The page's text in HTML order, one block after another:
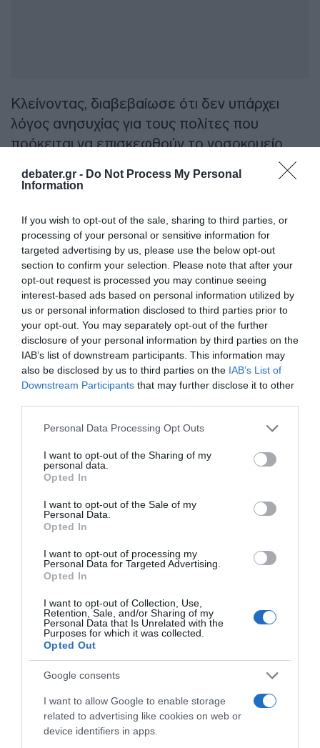
debater.gr - Do Not Process My Personal
Information
If you wish to opt-out of the sale, sharing to third parties, or
processing of your personal or sensitive information for
targeted advertising by us, please use the below opt-out
section to confirm your selection. Please note that after your
opt-out request is processed you may continue seeing
interest-based ads based on personal information utilized by
us or personal information disclosed to third parties prior to
your opt-out. You may separately opt-out of the further
disclosure of your personal information by third parties on the
IAB’s list of downstream participants. This information may
also be disclosed by us to third parties on the IAB’s List of
Downstream Participants that may further disclose it to other
Please note that this website/app uses one or more Google
not limited to your visit or usage behaviour. You may click to
grant or deny consent to Google and its third-party tags to
use your data for below specified purposes in below Google
consent section.
Personal Data Processing Opt Outs
I want to opt-out of the Sharing of my
personal data.
Opted In
I want to opt-out of the Sale of my
Personal Data.
Opted In
I want to opt-out of processing my
Personal Data for Targeted Advertising.
Opted In
I want to opt-out of Collection, Use,
Retention, Sale, and/or Sharing of my
Personal Data that Is Unrelated with the
Purposes for which it was collected.
Opted Out
Google consents
I want to allow Google to enable storage
related to advertising like cookies on web or
device identifiers in apps.
Κλείνοντας, διαβεβαίωσε ότι δεν υπάρχει
λόγος ανησυχίας για τους πολίτες που
πρόκειται να επισκεφθούν το νοσοκομείο
πηγή στην Google
Ειδήσεις σήμερα
Συνεδρίασε η Επιτροπή Εκτίμησης
Κινδύνου λόγω των υψηλών θερμοκρασιών
και της ενίσχυσης των ανέμων
Τραμπ: Προσφεύγει στο Ανώτατο
Δικαστήριο για το μπλόκο στην αίθουσα
55χρονος που έκρυψε τον νεκρό πατέρα
του σε καταψύκτη – Τι υποστηρίζει ο
Ινφαντίνο: Διαψεύδει τις καταγγελίες
την UEFA
Ακολούθησε το debater.gr στο
Google News
και μάθετε πρώτοι όλες τις ειδήσεις
Share Tweet
ΓΑΣΤΡΕΝΤΕΡΙΤΙΔΑ ΝΟΣΟΚΟΜΕΙΟ ΑΤΤΙΚΟΝ
ΔΙΑΦΗΜΙΣΗ